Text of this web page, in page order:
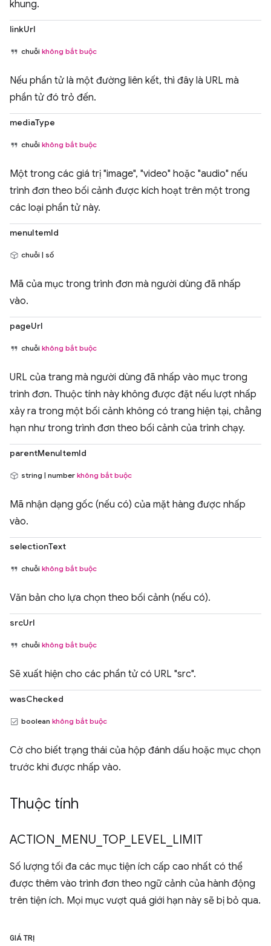
khung.
linkUrl
chuỗi không bắt buộc
Nếu phần tử là một đường liên kết, thì đây là URL mà
phần tử đó trỏ đến.
mediaType
chuỗi không bắt buộc
Một trong các giá trị "image", "video" hoặc "audio" nếu
trình đơn theo bối cảnh được kích hoạt trên một trong
các loại phần tử này.
menuItemId
chuỗi | số
Mã của mục trong trình đơn mà người dùng đã nhấp
vào.
pageUrl
chuỗi không bắt buộc
URL của trang mà người dùng đã nhấp vào mục trong
trình đơn. Thuộc tính này không được đặt nếu lượt nhấp
xảy ra trong một bối cảnh không có trang hiện tại, chẳng
hạn như trong trình đơn theo bối cảnh của trình chạy.
parentMenuItemId
string | number không bắt buộc
Mã nhận dạng gốc (nếu có) của mặt hàng được nhấp
vào.
selectionText
chuỗi không bắt buộc
Văn bản cho lựa chọn theo bối cảnh (nếu có).
srcUrl
chuỗi không bắt buộc
Sẽ xuất hiện cho các phần tử có URL "src".
wasChecked
boolean không bắt buộc
Cờ cho biết trạng thái của hộp đánh dấu hoặc mục chọn
trước khi được nhấp vào.
Thuộc tính
ACTION MENU TOP_ LEVEL LIMIT
Số lượng tối đa các mục tiện ích cấp cao nhất có thể
được thêm vào trình đơn theo ngữ cảnh của hành động
trên tiện ích. Mọi mục vượt quá giới hạn này sẽ bị bỏ qua.
GIÁ TRỊ